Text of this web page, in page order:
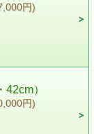
円)
）
円)